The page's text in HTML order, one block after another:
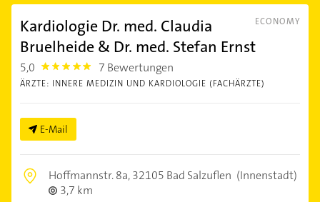
ECONOMY
Kardiologie Dr. med. Claudia
Bruelheide & Dr. med. Stefan Ernst
5,0 5.0 7 Bewertungen
ÄRZTE: INNERE MEDIZIN UND KARDIOLOGIE (FACHÄRZTE)
E-Mail
Hoffmannstr. 8a,32105 Bad Salzuflen (Innenstadt)
3,7 km